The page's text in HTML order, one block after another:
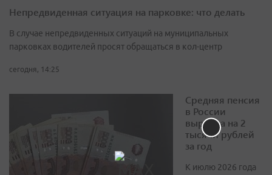
Непредвиденная ситуация на парковке: что делать
В случае непредвиденных ситуаций на муниципальных
парковках водителей просят обращаться в кол-центр
сегодня, 14:25
Средняя пенсия
в России
выросла на 2
тысячи рублей
за год
К июлю 2026 года